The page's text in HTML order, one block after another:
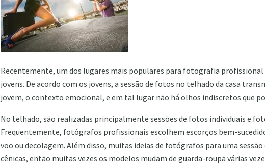
Recentemente, um dos lugares mais populares para fotografia
jovens. De acordo com os jovens, a sessão de fotos no telhado da casa
jovem, o contexto emocional, e em tal lugar não há olhos indiscretos que
No telhado, são realizadas principalmente sessões de fotos individuais e
Frequentemente, fotógrafos profissionais escolhem escorços bem-
voo ou decolagem. Além disso, muitas ideias de fotógrafos para uma
cênicas, então muitas vezes os modelos mudam de guarda-roupa várias